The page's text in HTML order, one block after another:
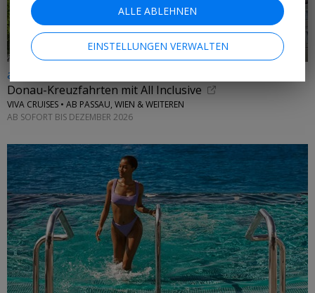
ab 750 € p.P
Donau-Kreuzfahrten mit All Inclusive
VIVA CRUISES • AB PASSAU, WIEN & WEITEREN
AB SOFORT BIS DEZEMBER 2026
ALLE ABLEHNEN
EINSTELLUNGEN VERWALTEN